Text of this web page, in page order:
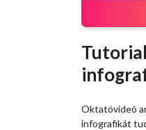
Oktatóvideó
infografikát